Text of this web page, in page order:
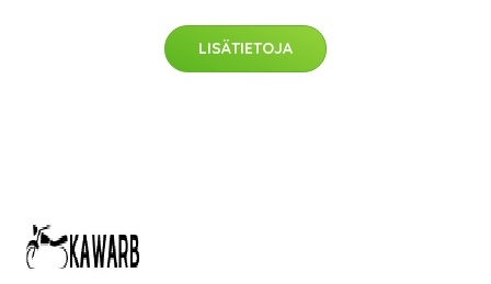
LISÄTIETOJA